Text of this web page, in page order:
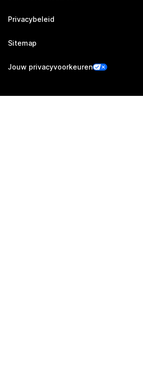
Privacybeleid
Sitemap
Jouw privacyvoorkeuren